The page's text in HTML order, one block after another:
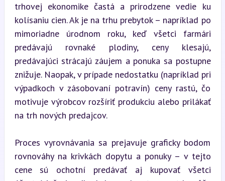
trhovej ekonomike častá a prirodzene vedie ku
kolísaniu cien. Ak je na trhu prebytok – napríklad po
mimoriadne úrodnom roku, keď všetci farmári
predávajú rovnaké plodiny, ceny klesajú,
predávajúci strácajú záujem a ponuka sa postupne
znižuje. Naopak, v prípade nedostatku (napríklad pri
výpadkoch v zásobovaní potravín) ceny rastú, čo
motivuje výrobcov rozšíriť produkciu alebo prilákať
na trh nových predajcov.
Proces vyrovnávania sa prejavuje graficky bodom
rovnováhy na krivkách dopytu a ponuky – v tejto
cene sú ochotní predávať aj kupovať všetci